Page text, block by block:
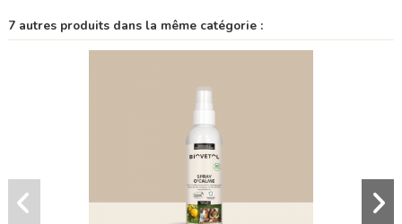
7 autres produits dans la même catégorie :